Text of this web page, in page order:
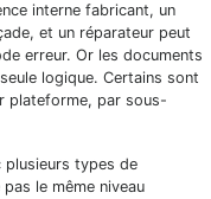
interne fabricant, un
et un réparateur peut
erreur. Or les documents
logique. Certains sont
plateforme, par sous-
plusieurs types de
le même niveau